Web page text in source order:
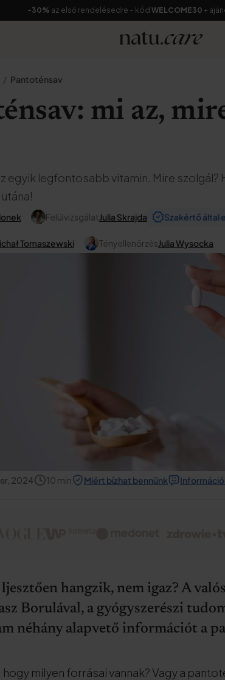
-30% az első rendelésedre – kód WELCOME30 +
Pantoténsav
mi az,
egyik legfontosabb vitamin. Mire szolgál?
FelülvizsgálatJulia Skrajda Szakértő által
Tomaszewski TényellenőrzésJulia Wysocka
2024 10 min Miért bízhat bennünk
hangzik, nem igaz? A
Borulával, a gyógyszerészi
néhány alapvető információt a
hogy milyen forrásai vannak? Vagy a